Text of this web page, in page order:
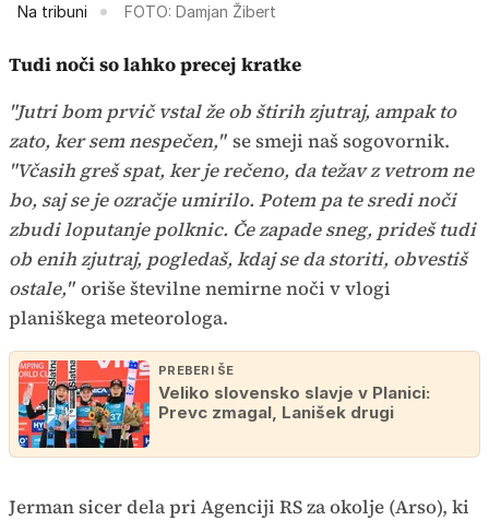
Na tribuni FOTO: Damjan Žibert
Tudi noči so lahko precej kratke
"Jutri bom prvič vstal že ob štirih zjutraj, ampak to
zato, ker sem nespečen," se smeji naš sogovornik.
"Včasih greš spat, ker je rečeno, da težav z vetrom ne
bo, saj se je ozračje umirilo. Potem pa te sredi noči
zbudi loputanje polknic. Če zapade sneg, prideš tudi
ob enih zjutraj, pogledaš, kdaj se da storiti, obvestiš
ostale," oriše številne nemirne noči v vlogi
planiškega meteorologa.
PREBERI ŠE
Veliko slovensko slavje v Planici:
Prevc zmagal, Lanišek drugi
Jerman sicer dela pri Agenciji RS za okolje (Arso), ki